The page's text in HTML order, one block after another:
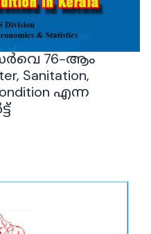
76-ആം
Sanitation,
എന്ന